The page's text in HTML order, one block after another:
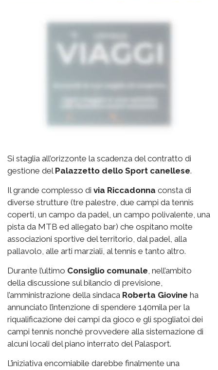
Si staglia all’orizzonte la scadenza del contratto di
gestione del Palazzetto dello Sport canellese.
Il grande complesso di via Riccadonna consta di
diverse strutture (tre palestre, due campi da tennis
coperti, un campo da padel, un campo polivalente, una
pista da MTB ed allegato bar) che ospitano molte
associazioni sportive del territorio, dal padel, alla
pallavolo, alle arti marziali, al tennis e tanto altro.
Durante l’ultimo Consiglio comunale , nell’ambito
della discussione sul bilancio di previsione,
l’amministrazione della sindaca Roberta Giovine ha
annunciato l’intenzione di spendere 140mila per la
riqualificazione dei campi da gioco e gli spogliatoi dei
campi tennis nonché provvedere alla sistemazione di
alcuni locali del piano interrato del Palasport.
L’iniziativa encomiabile darebbe finalmente una